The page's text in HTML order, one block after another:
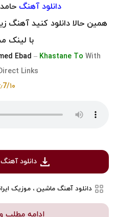
دانلود آهنگ
همین حالا دانلود کنید آهنگ
با لینک
Ebad – Khastane To With
Links
/۱۰
دانلود
دانلود آهنگ ماشین ، موزیک
ادامه مطلب